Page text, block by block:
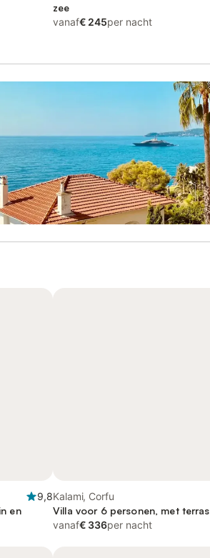
zee
vanaf€ 245per nacht
9,8
en
Kalami, Corfu
Villa voor 6 personen, met terras
vanaf€ 336per nacht